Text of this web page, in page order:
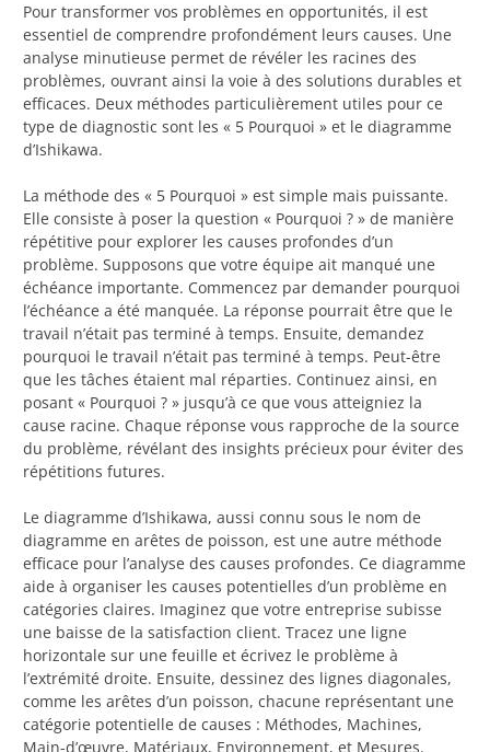
Pour transformer vos problèmes en opportunités, il est
essentiel de comprendre profondément leurs causes. Une
analyse minutieuse permet de révéler les racines des
problèmes, ouvrant ainsi la voie à des solutions durables et
efficaces. Deux méthodes particulièrement utiles pour ce
type de diagnostic sont les « 5 Pourquoi » et le diagramme
d’Ishikawa.
La méthode des « 5 Pourquoi » est simple mais puissante.
Elle consiste à poser la question « Pourquoi ? » de manière
répétitive pour explorer les causes profondes d’un
problème. Supposons que votre équipe ait manqué une
échéance importante. Commencez par demander pourquoi
l’échéance a été manquée. La réponse pourrait être que le
travail n’était pas terminé à temps. Ensuite, demandez
pourquoi le travail n’était pas terminé à temps. Peut-être
que les tâches étaient mal réparties. Continuez ainsi, en
posant « Pourquoi ? » jusqu’à ce que vous atteigniez la
cause racine. Chaque réponse vous rapproche de la source
du problème, révélant des insights précieux pour éviter des
répétitions futures.
Le diagramme d’Ishikawa, aussi connu sous le nom de
diagramme en arêtes de poisson, est une autre méthode
efficace pour l’analyse des causes profondes. Ce diagramme
aide à organiser les causes potentielles d’un problème en
catégories claires. Imaginez que votre entreprise subisse
une baisse de la satisfaction client. Tracez une ligne
horizontale sur une feuille et écrivez le problème à
l’extrémité droite. Ensuite, dessinez des lignes diagonales,
comme les arêtes d’un poisson, chacune représentant une
catégorie potentielle de causes : Méthodes, Machines,
Main-d’œuvre, Matériaux, Environnement, et Mesures.